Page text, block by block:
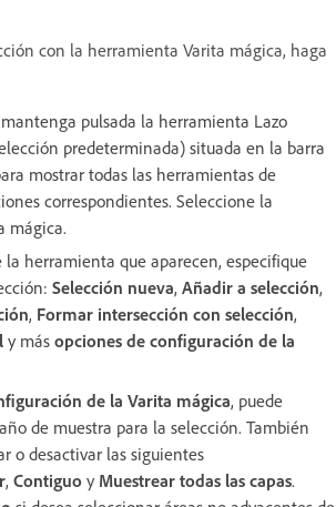
con la herramienta Varita mágica, haga
mantenga pulsada la herramienta Lazo
predeterminada) situada en la barra
mostrar todas las herramientas de
correspondientes. Seleccione la
mágica.
la herramienta que aparecen, especifique
Selección nueva, Añadir a selección,
, Formar intersección con selección,
y más opciones de configuración de la
de la Varita mágica, puede
de muestra para la selección. También
o desactivar las siguientes
, Contiguo y Muestrear todas las capas.